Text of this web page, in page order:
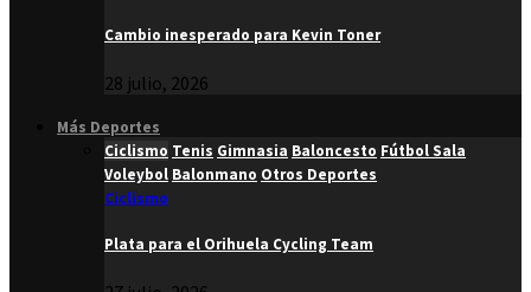
Cambio inesperado para Kevin Toner
28 julio, 2026
Más Deportes
Ciclismo Tenis Gimnasia Baloncesto Fútbol Sala
Voleybol Balonmano Otros Deportes
Ciclismo
Plata para el Orihuela Cycling Team